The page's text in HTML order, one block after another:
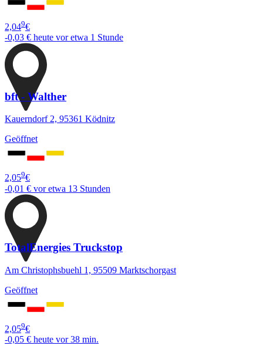
2,049€
-0,03 € heute vor etwa 1 Stunde
bft - Walther
Kauerndorf 2, 95361 Ködnitz
Geöffnet
2,059€
-0,01 € vor etwa 13 Stunden
TotalEnergies Truckstop
Am Christophsbuehl 1, 95509 Marktschorgast
Geöffnet
2,059€
-0,05 € heute vor 38 min.